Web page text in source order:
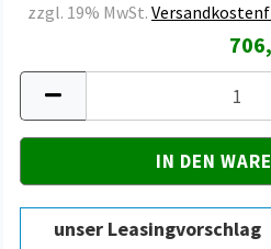
zzgl. 19% MwSt.
unser Leasingvorschlag